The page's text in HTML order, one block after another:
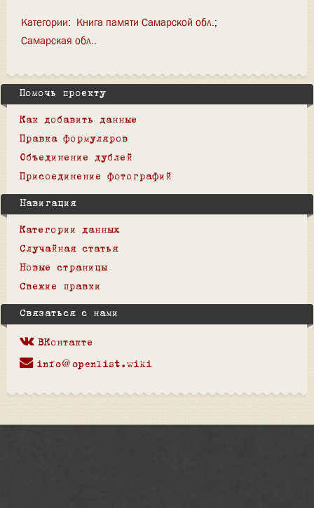
Категории: Книга памяти Самарской обл.
Самарская обл.
Помочь проекту
Как добавить данные
Правка формуляров
Объединение дублей
Присоединение фотографий
Навигация
Категории данных
Случайная статья
Новые страницы
Свежие правки
Связаться с нами
ВКонтакте
info@openlist.wiki